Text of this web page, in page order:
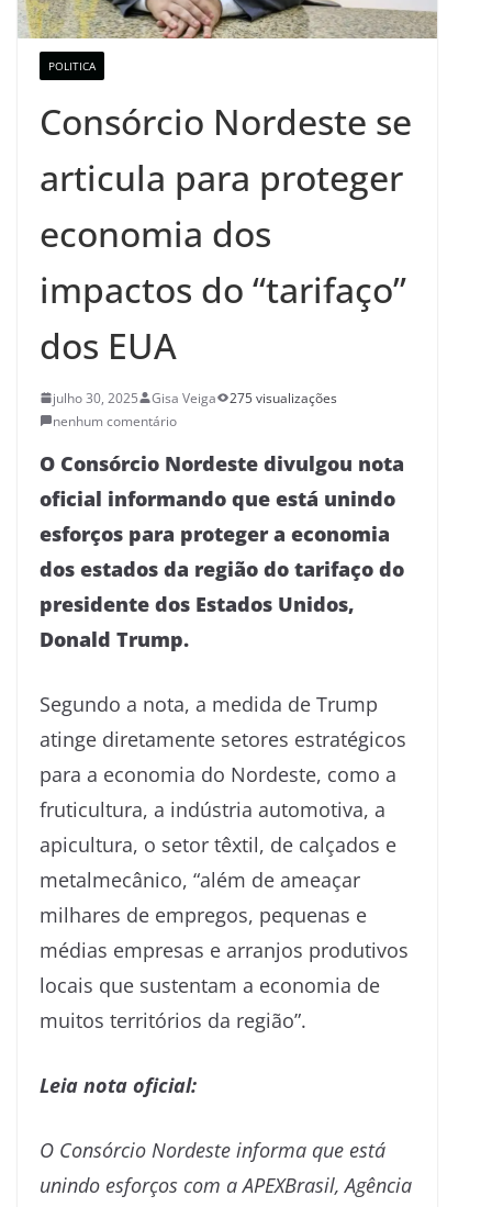
POLITICA
Consórcio Nordeste se
articula para proteger
economia dos
impactos do “tarifaço”
dos EUA
julho 30, 2025 Gisa Veiga
275 visualizações
nenhum comentário
O Consórcio Nordeste divulgou nota
oficial informando que está unindo
esforços para proteger a economia
dos estados da região do tarifaço do
presidente dos Estados Unidos,
Donald Trump.
Segundo a nota, a medida de Trump
atinge diretamente setores estratégicos
para a economia do Nordeste, como a
fruticultura, a indústria automotiva, a
apicultura, o setor têxtil, de calçados e
metalmecânico, “além de ameaçar
milhares de empregos, pequenas e
médias empresas e arranjos produtivos
locais que sustentam a economia de
muitos territórios da região”.
Leia nota oficial:
O Consórcio Nordeste informa que está
unindo esforços com a APEXBrasil, Agência